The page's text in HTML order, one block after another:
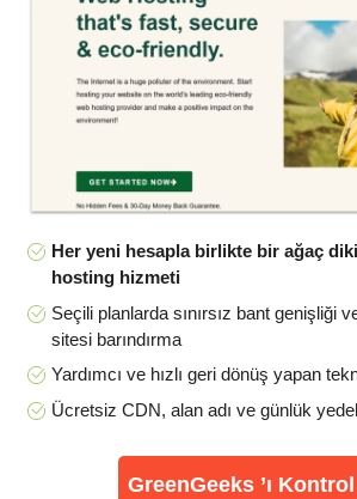
Her yeni hesapla birlikte bir ağaç
hosting hizmeti
Seçili planlarda sınırsız bant genişliği
sitesi barındırma
Yardımcı ve hızlı geri dönüş yapan
Ücretsiz CDN, alan adı ve günlük
GreenGeeks ’ı